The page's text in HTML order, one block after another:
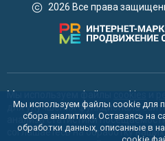
2026 Все права
Мы используем файлы cookies
для улучшения функционала
анализа статистики
соглашаетесь на обработку
Мы используем файлы cookie для
сбора аналитики. Оставаясь на
обработки данных, описанные в